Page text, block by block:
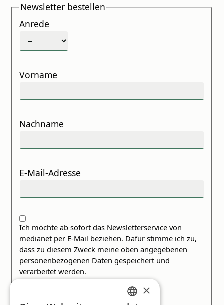
Newsletter bestellen
Anrede
Vorname
Nachname
E-Mail-Adresse
Ich möchte ab sofort das Newsletterservice von
medianet per E-Mail beziehen. Dafür stimme ich zu,
dass zu diesem Zweck meine oben angegebenen
personenbezogenen Daten gespeichert und
verarbeitet werden.
×